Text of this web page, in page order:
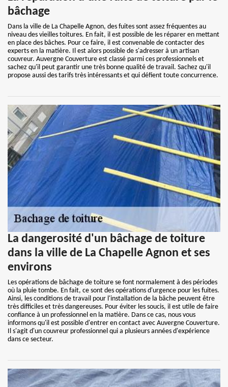
bâchage
Dans la ville de La Chapelle Agnon, des fuites sont assez fréquentes au
niveau des vieilles toitures. En fait, il est possible de les réparer en mettant
en place des bâches. Pour ce faire, il est convenable de contacter des
experts en la matière. Il est alors possible de s'adresser à un artisan
couvreur. Auvergne Couverture est classé parmi ces professionnels et
sachez qu'il peut garantir une très bonne qualité de travail. Sachez qu'il
propose aussi des tarifs très intéressants et qui défient toute concurrence.
La dangerosité d'un bâchage de toiture
dans la ville de La Chapelle Agnon et ses
environs
Les opérations de bâchage de toiture se font normalement à des périodes
où la pluie tombe. En fait, ce sont des opérations d'urgence pour les fuites.
Ainsi, les conditions de travail pour l'installation de la bâche peuvent être
très difficiles et très dangereuses. Pour éviter les soucis, il est utile de faire
confiance à un professionnel en la matière. Dans ce cas, nous vous
informons qu'il est possible d'entrer en contact avec Auvergne Couverture.
Il s'agit d'un couvreur professionnel qui a plusieurs années d'expérience
dans ce secteur.